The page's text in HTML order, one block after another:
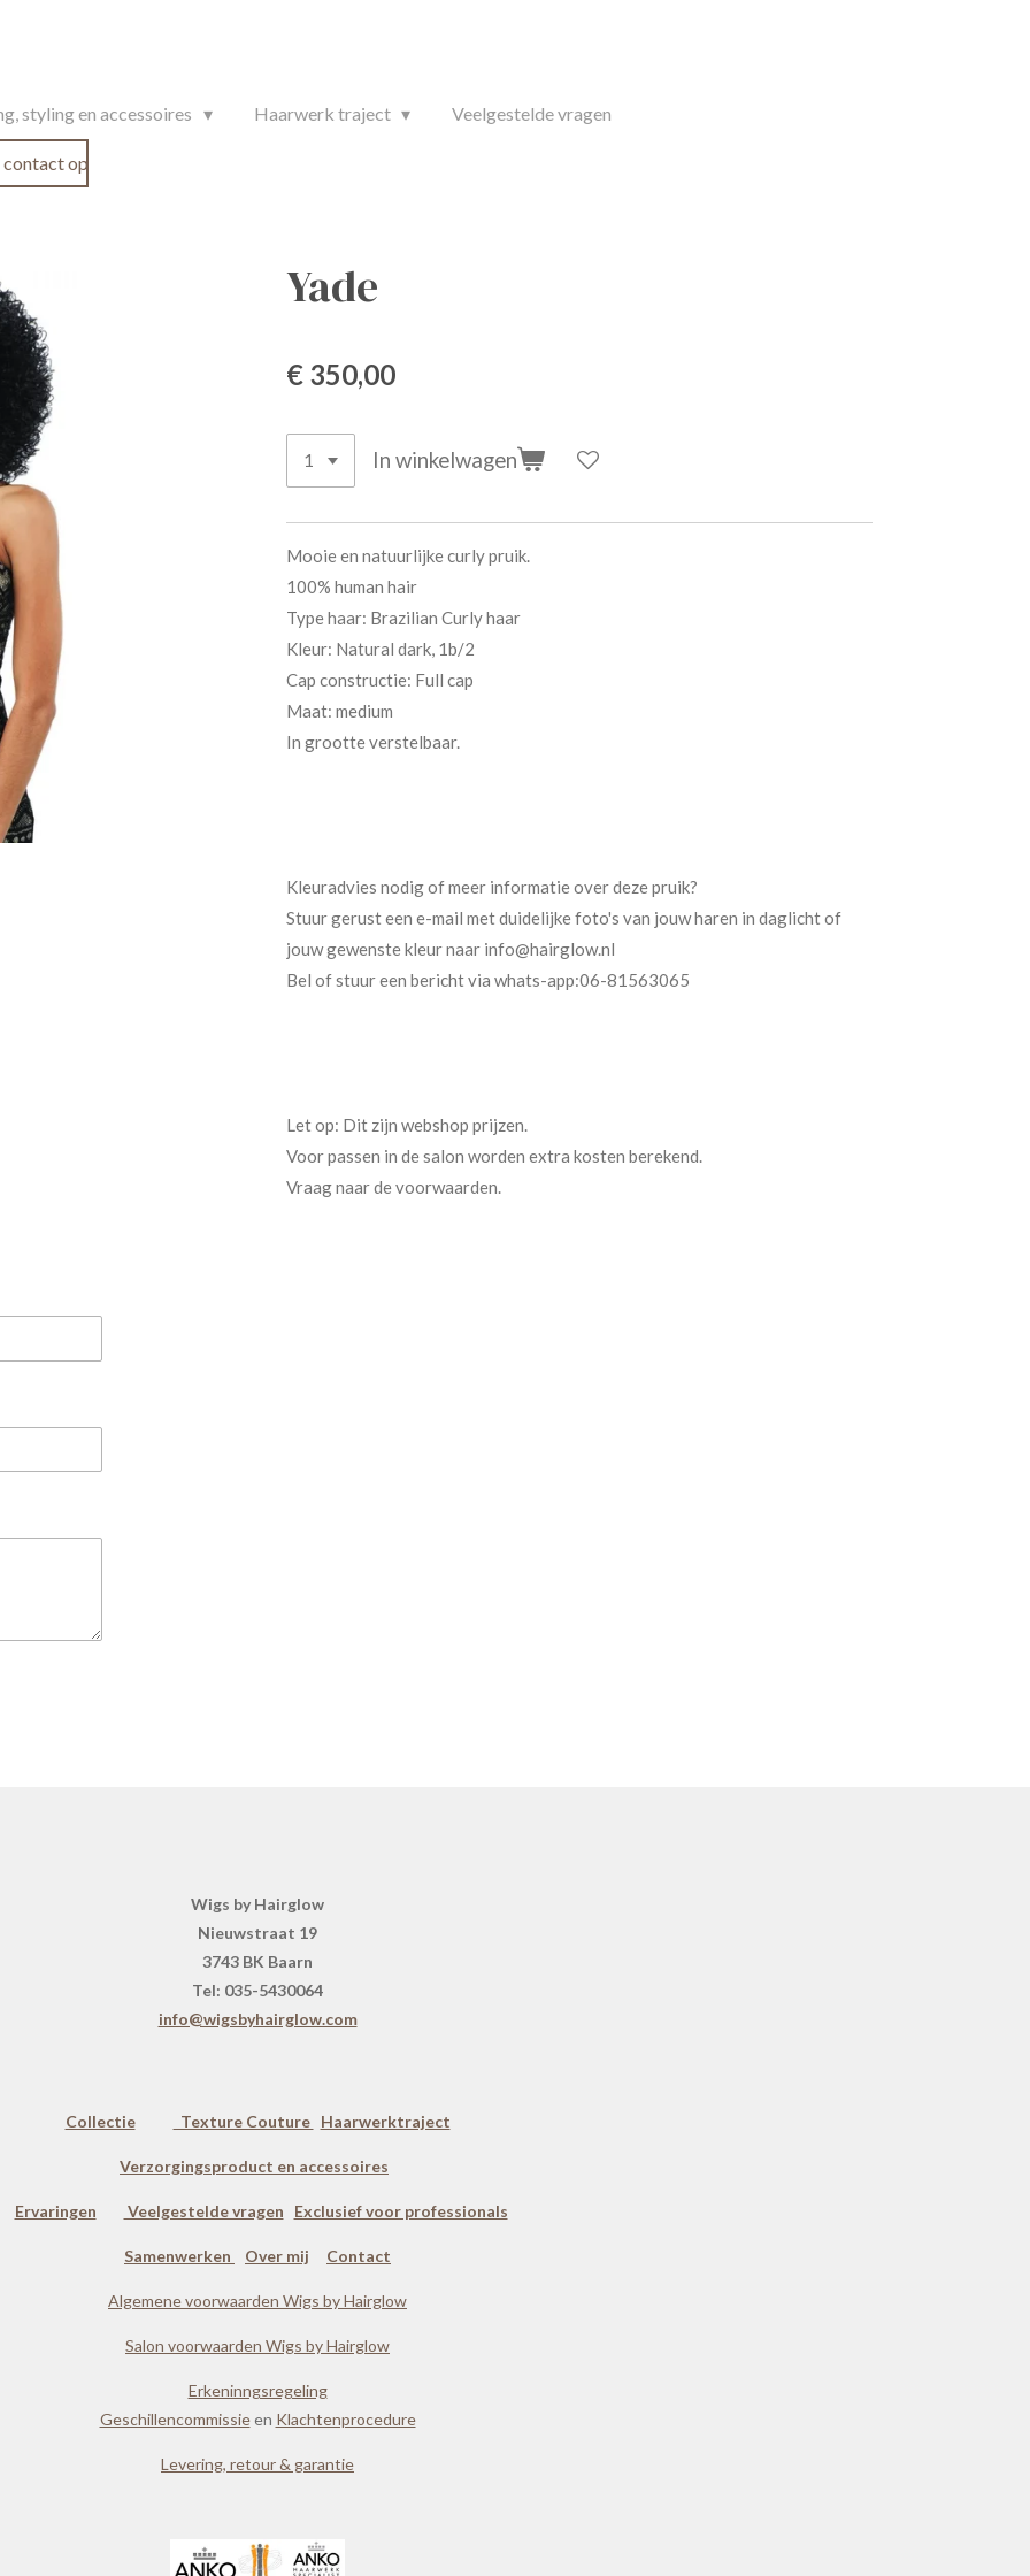
styling en accessoires Haarwerk traject Veelgestelde vragen
contact op
Yade
€ 350,00
In winkelwagen
Mooie en natuurlijke curly pruik.
100% human hair
Type haar: Brazilian Curly haar
Kleur: Natural dark, 1b/2
Cap constructie: Full cap
Maat: medium
In grootte verstelbaar.
Kleuradvies nodig of meer informatie over deze pruik?
Stuur gerust een e-mail met duidelijke foto's van jouw haren in daglicht of
jouw gewenste kleur naar info@hairglow.nl
Bel of stuur een bericht via whats-app:06-81563065
Let op: Dit zijn webshop prijzen.
Voor passen in de salon worden extra kosten berekend.
Vraag naar de voorwaarden.
Wigs by Hairglow
Nieuwstraat 19
3743 BK Baarn
Tel: 035-5430064
info@wigsbyhairglow.com
Collectie Texture Couture Haarwerktraject
Verzorgingsproduct en accessoires
Ervaringen Veelgestelde vragen Exclusief voor professionals
Samenwerken Over mij Contact
Algemene voorwaarden Wigs by Hairglow
Salon voorwaarden Wigs by Hairglow
Erkeninngsregeling
Geschillencommissieen Klachtenprocedure
Levering, retour & garantie